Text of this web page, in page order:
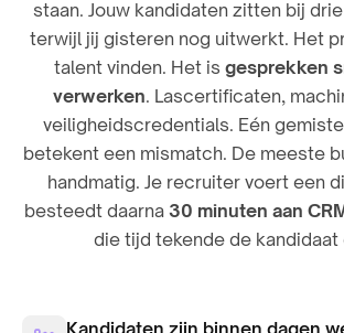
staan. Jouw kandidaten zitten bij
terwijl jij gisteren nog uitwerkt. Het
talent vinden. Het is gesprekken
verwerken. Lascertificaten,
veiligheidscredentials. Eén
betekent een mismatch. De meeste
handmatig. Je recruiter voert een
besteedt daarna 30 minuten aan
die tijd tekende de kandidaat
Kandidaten zijn binnen dagen